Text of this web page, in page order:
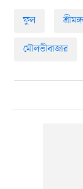
ফুল
মৌলভীবাজার